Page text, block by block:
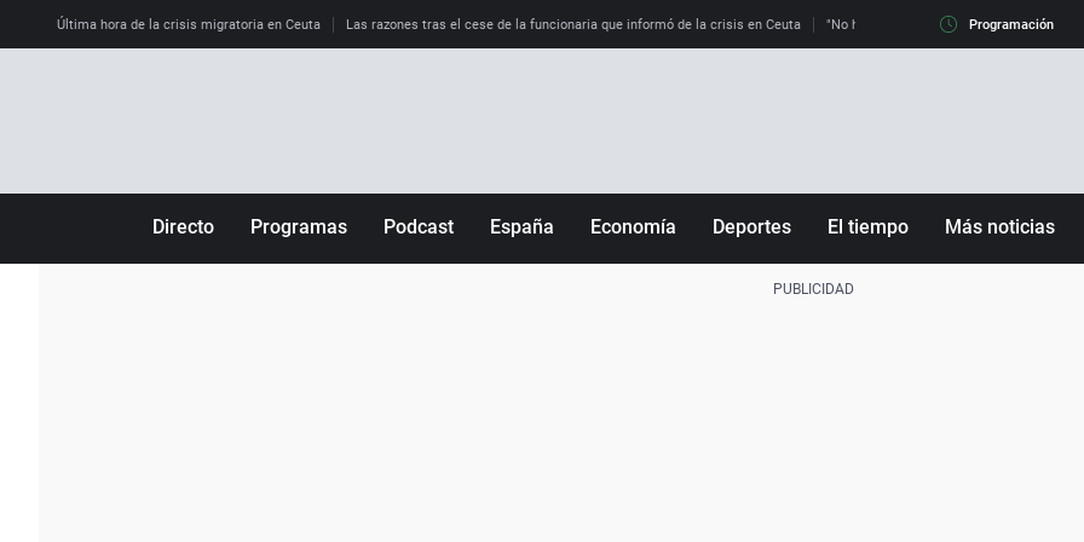
Última hora de la crisis migratoria en Ceuta Las razones tras el cese de la funcionaria que informó de la crisis en Ceuta "No hay mafias, que no nos engañen":
Programación
Directo Programas Podcast España Economía Deportes El tiempo Más noticias